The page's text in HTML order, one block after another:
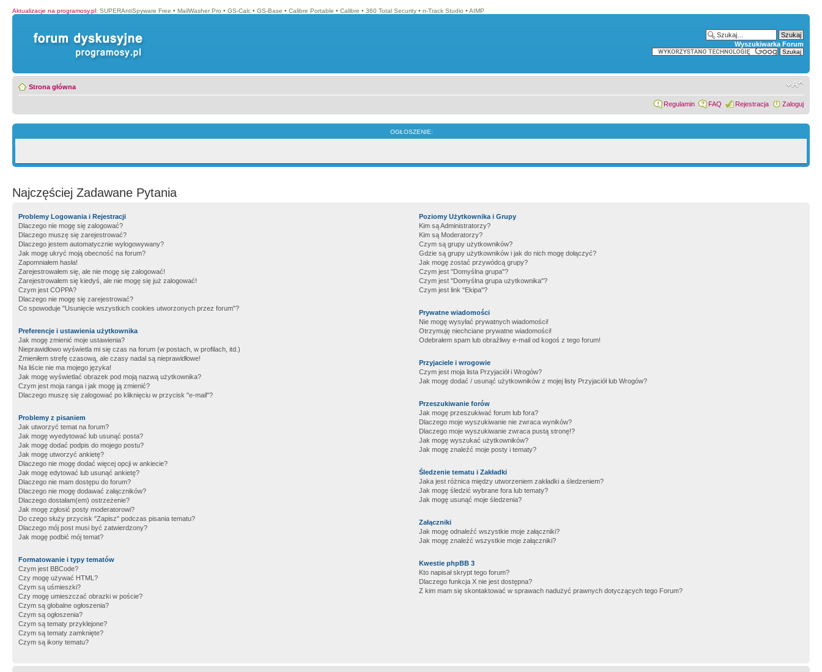
Aktualizacje na programosy.pl: SUPERAntiSpyware Free • MailWasher Pro • GS-Calc • GS-Base • Calibre Portable • Calibre • 360 Total Security • n-Track Studio • AIMP
Wyszukiwarka Forum
Strona główna
Regulamin FAQ Rejestracja Zaloguj
OGŁOSZENIE:
Najczęściej Zadawane Pytania
Problemy Logowania i Rejestracji
Dlaczego nie mogę się zalogować?
Dlaczego muszę się zarejestrować?
Dlaczego jestem automatycznie wylogowywany?
Jak mogę ukryć moją obecność na forum?
Zapomniałem hasła!
Zarejestrowałem się, ale nie mogę się zalogować!
Zarejestrowałem się kiedyś, ale nie mogę się już zalogować!
Czym jest COPPA?
Dlaczego nie mogę się zarejestrować?
Co spowoduje "Usunięcie wszystkich cookies utworzonych przez forum"?
Preferencje i ustawienia użytkownika
Jak mogę zmienić moje ustawienia?
Nieprawidłowo wyświetla mi się czas na forum (w postach, w profilach, itd.)
Zmieniłem strefę czasową, ale czasy nadal są nieprawidłowe!
Na liście nie ma mojego języka!
Jak mogę wyświetlać obrazek pod moją nazwą użytkownika?
Czym jest moja ranga i jak mogę ją zmienić?
Dlaczego muszę się zalogować po kliknięciu w przycisk "e-mail"?
Problemy z pisaniem
Jak utworzyć temat na forum?
Jak mogę wyedytować lub usunąć posta?
Jak mogę dodać podpis do mojego postu?
Jak mogę utworzyć ankietę?
Dlaczego nie mogę dodać więcej opcji w ankiecie?
Jak mogę edytować lub usunąć ankietę?
Dlaczego nie mam dostępu do forum?
Dlaczego nie mogę dodawać załączników?
Dlaczego dostałam(em) ostrzeżenie?
Jak mogę zgłosić posty moderatorowi?
Do czego służy przycisk "Zapisz" podczas pisania tematu?
Dlaczego mój post musi być zatwierdzony?
Jak mogę podbić mój temat?
Formatowanie i typy tematów
Czym jest BBCode?
Czy mogę używać HTML?
Czym są uśmieszki?
Czy mogę umieszczać obrazki w poście?
Czym są globalne ogłoszenia?
Czym są ogłoszenia?
Czym są tematy przyklejone?
Czym są tematy zamknięte?
Czym są ikony tematu?
Poziomy Użytkownika i Grupy
Kim są Administratorzy?
Kim są Moderatorzy?
Czym są grupy użytkowników?
Gdzie są grupy użytkowników i jak do nich mogę dołączyć?
Jak mogę zostać przywódcą grupy?
Czym jest "Domyślna grupa"?
Czym jest "Domyślna grupa użytkownika"?
Czym jest link "Ekipa"?
Prywatne wiadomości
Nie mogę wysyłać prywatnych wiadomości!
Otrzymuję niechciane prywatne wiadomości!
Odebrałem spam lub obraźliwy e-mail od kogoś z tego forum!
Przyjaciele i wrogowie
Czym jest moja lista Przyjaciół i Wrogów?
Jak mogę dodać / usunąć użytkowników z mojej listy Przyjaciół lub Wrogów?
Przeszukiwanie forów
Jak mogę przeszukiwać forum lub fora?
Dlaczego moje wyszukiwanie nie zwraca wyników?
Dlaczego moje wyszukiwanie zwraca pustą stronę!?
Jak mogę wyszukać użytkowników?
Jak mogę znaleźć moje posty i tematy?
Śledzenie tematu i Zakładki
Jaka jest różnica między utworzeniem zakładki a śledzeniem?
Jak mogę śledzić wybrane fora lub tematy?
Jak mogę usunąć moje śledzenia?
Załączniki
Jak mogę odnaleźć wszystkie moje załączniki?
Jak mogę znaleźć wszystkie moje załączniki?
Kwestie phpBB 3
Kto napisał skrypt tego forum?
Dlaczego funkcja X nie jest dostępna?
Z kim mam się skontaktować w sprawach nadużyć prawnych dotyczących tego Forum?